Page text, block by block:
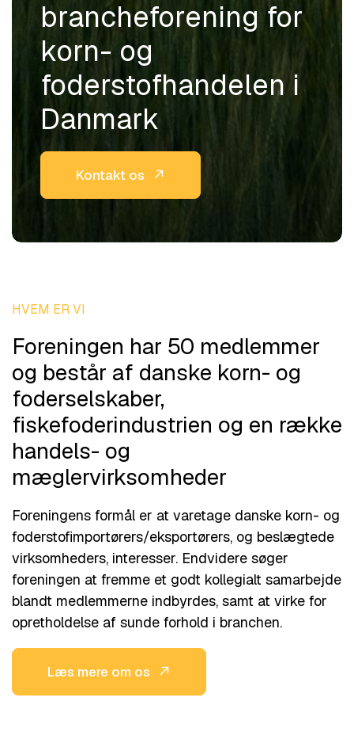
brancheforening for
korn- og
foderstofhandelen i
Danmark
Kontakt os
HVEM ER VI
Foreningen har 50 medlemmer
og består af danske korn- og
foderselskaber,
fiskefoderindustrien og en række
handels- og
mæglervirksomheder
Foreningens formål er at varetage danske korn- og
foderstofimportørers/eksportørers, og beslægtede
virksomheders, interesser. Endvidere søger
foreningen at fremme et godt kollegialt samarbejde
blandt medlemmerne indbyrdes, samt at virke for
opretholdelse af sunde forhold i branchen.
Læs mere om os